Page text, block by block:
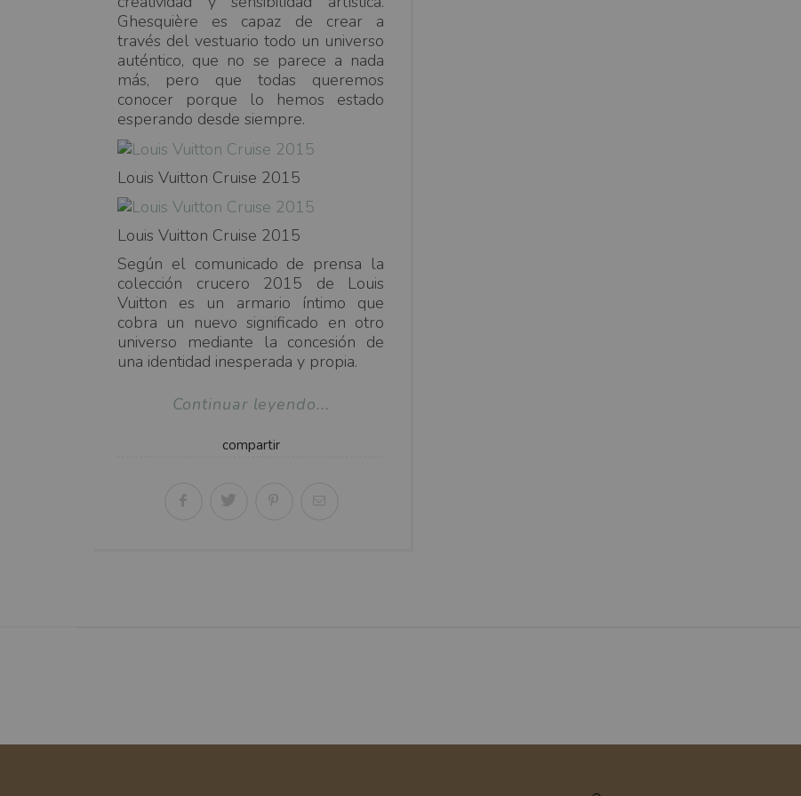
Ghesquière es capaz de crear a
través del vestuario todo un universo
auténtico, que no se parece a nada
más, pero que todas queremos
conocer porque lo hemos estado
esperando desde siempre.
Louis Vuitton Cruise 2015
Louis Vuitton Cruise 2015
Según el comunicado de prensa la
colección crucero 2015 de Louis
Vuitton es un armario íntimo que
cobra un nuevo significado en otro
universo mediante la concesión de
una identidad inesperada y propia.
Continuar leyendo...
compartir